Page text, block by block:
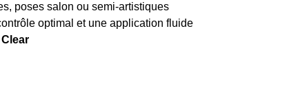
poses salon ou semi-artistiques
optimal et une application fluide